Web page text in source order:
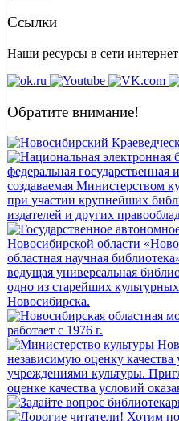
Ссылки
Наши ресурсы в сети интернет
Обратите внимание!